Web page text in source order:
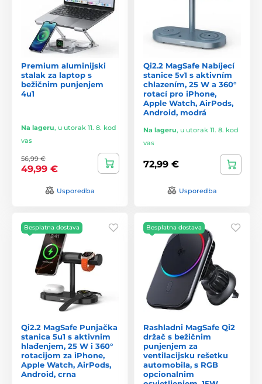
Premium aluminijski
stalak za laptop s
bežičnim punjenjem
4u1
Na lageru, u utorak 11. 8. kod
vas
56,99 €
49,99 €
Usporedba
Qi2.2 MagSafe Nabíjecí
stanice 5v1 s aktivním
chlazením, 25 W a 360°
rotací pro iPhone,
Apple Watch, AirPods,
Android, modrá
Na lageru, u utorak 11. 8. kod
vas
72,99 €
Usporedba
Besplatna dostava
Qi2.2 MagSafe Punjačka
stanica 5u1 s aktivnim
hlađenjem, 25 W i 360°
rotacijom za iPhone,
Apple Watch, AirPods,
Android, crna
Besplatna dostava
Rashladni MagSafe Qi2
držač s bežičnim
punjenjem za
ventilacijsku rešetku
automobila, s RGB
opcionalnim